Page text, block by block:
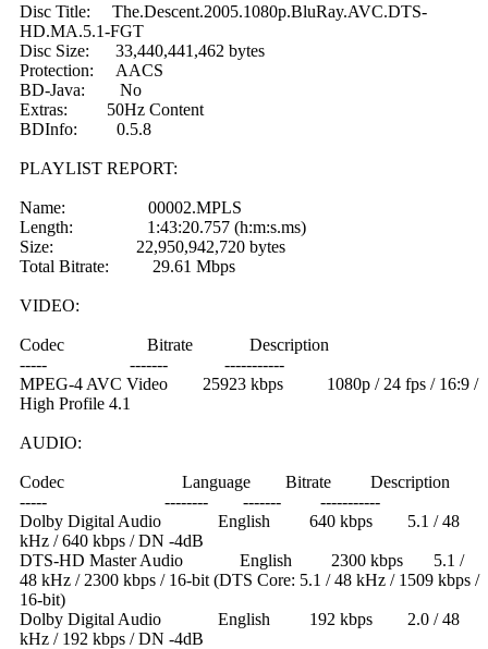
Disc Title: The.Descent.2005.1080p.BluRay.AVC.DTS-
HD.MA.5.1-FGT
Disc Size: 33,440,441,462 bytes
Protection: AACS
BD-Java: No
Extras: 50Hz Content
BDInfo: 0.5.8
PLAYLIST REPORT:
Name: 00002.MPLS
Length: 1:43:20.757 (h:m:s.ms)
Size: 22,950,942,720 bytes
Total Bitrate: 29.61 Mbps
VIDEO:
Codec Bitrate Description
----- ------- -----------
MPEG-4 AVC Video 25923 kbps 1080p / 24 fps / 16:9 /
High Profile 4.1
AUDIO:
Codec Language Bitrate Description
----- -------- ------- -----------
Dolby Digital Audio English 640 kbps 5.1 / 48
kHz / 640 kbps / DN -4dB
DTS-HD Master Audio English 2300 kbps 5.1 /
48 kHz / 2300 kbps / 16-bit (DTS Core: 5.1 / 48 kHz / 1509 kbps /
16-bit)
Dolby Digital Audio English 192 kbps 2.0 / 48
kHz / 192 kbps / DN -4dB